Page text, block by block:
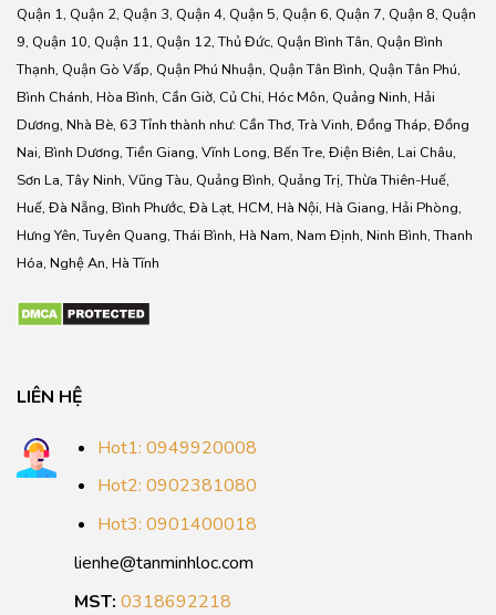
Quận 1, Quận 2, Quận 3, Quận 4, Quận 5, Quận 6, Quận 7, Quận 8, Quận
9, Quận 10, Quận 11, Quận 12, Thủ Đức, Quận Bình Tân, Quận Bình
Thạnh, Quận Gò Vấp, Quận Phú Nhuận, Quận Tân Bình, Quận Tân Phú,
Bình Chánh, Hòa Bình, Cần Giờ, Củ Chi, Hóc Môn, Quảng Ninh, Hải
Dương, Nhà Bè, 63 Tỉnh thành như: Cần Thơ, Trà Vinh, Đồng Tháp, Đồng
Nai, Bình Dương, Tiền Giang, Vĩnh Long, Bến Tre, Điện Biên, Lai Châu,
Sơn La, Tây Ninh, Vũng Tàu, Quảng Bình, Quảng Trị, Thừa Thiên-Huế,
Huế, Đà Nẵng, Bình Phước, Đà Lạt, HCM, Hà Nội, Hà Giang, Hải Phòng,
Hưng Yên, Tuyên Quang, Thái Bình, Hà Nam, Nam Định, Ninh Bình, Thanh
Hóa, Nghệ An, Hà Tĩnh
LIÊN HỆ
Hot1: 0949920008
Hot2: 0902381080
Hot3: 0901400018
lienhe@tanminhloc.com
MST: 0318692218